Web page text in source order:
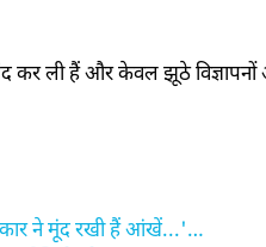
ली हैं और केवल झूठे विज्ञापनों
ने मूंद रखी हैं आंखें...'…